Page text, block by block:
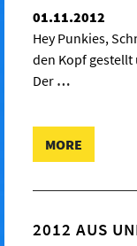
01.11.2012
Hey Punkies,
den Kopf gestellt
Der …
MORE
2012 AUS